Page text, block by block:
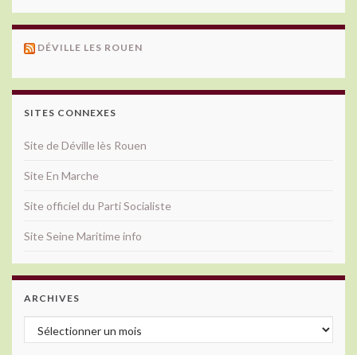
DÉVILLE LES ROUEN
SITES CONNEXES
Site de Déville lès Rouen
Site En Marche
Site officiel du Parti Socialiste
Site Seine Maritime info
ARCHIVES
Archives